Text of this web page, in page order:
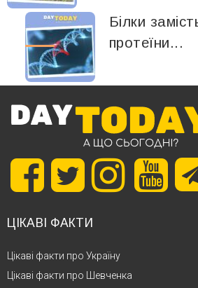
Білки
протеїни...
ЦІКАВІ ФАКТИ
Цікаві факти про Україну
Цікаві факти про Шевченка